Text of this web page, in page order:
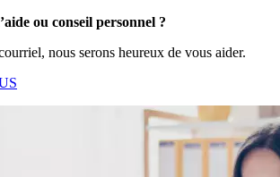
ou conseil personnel ?
nous serons heureux de vous aider.